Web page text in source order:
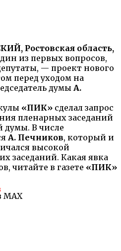
Ростовская область,
из первых вопросов,
— проект нового
перед уходом на
думы А.
«ПИК» сделал запрос
пленарных заседаний
думы. В числе
А. Печников, который и
высокой
заседаний. Какая явка
читайте в газете «ПИК»
MAX